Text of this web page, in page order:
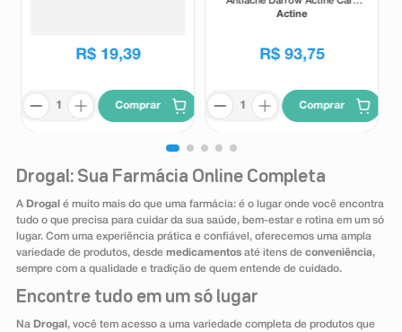
R$ 19,39
Comprar
Alta Tolerância 400g
Actine
R$ 93,75
Comprar
Drogal: Sua Farmácia Online Completa
A Drogal é muito mais do que uma farmácia: é o lugar onde você encontra
tudo o que precisa para cuidar da sua saúde, bem-estar e rotina em um só
lugar. Com uma experiência prática e confiável, oferecemos uma ampla
variedade de produtos, desde medicamentosaté itens de conveniência,
sempre com a qualidade e tradição de quem entende de cuidado.
Encontre tudo em um só lugar
Na Drogal , você tem acesso a uma variedade completa de produtos que